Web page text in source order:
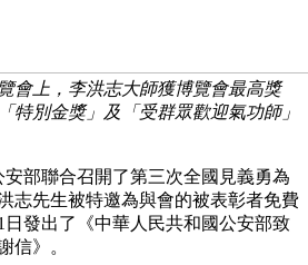
會上，李洪志大師獲博覽會最高獎
特別金獎」及「受群眾歡迎氣功師」
安部聯合召開了第三次全國見義勇為
志先生被特邀為與會的被表彰者免費
發出了《中華人民共和國公安部致
信》。